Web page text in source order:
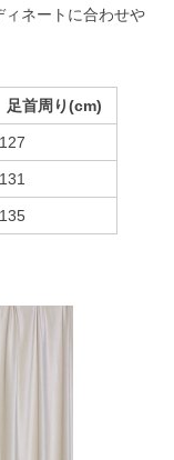
ネートに合わせや
足首周り(cm)
127
131
135